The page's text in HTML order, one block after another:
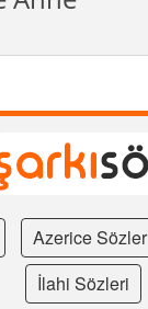
Azerice Sözler
İlahi Sözleri